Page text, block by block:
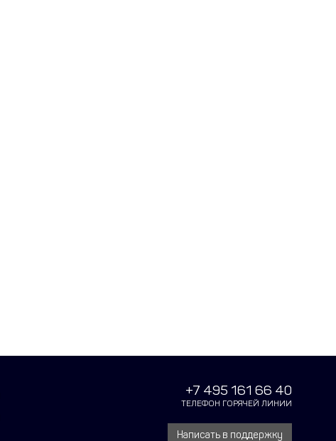
+7 495 161 66 40
ТЕЛЕФОН ГОРЯЧЕЙ ЛИНИИ
Написать в поддержку